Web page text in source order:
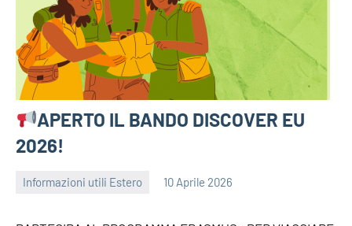
APERTO IL BANDO DISCOVER EU
2026!
Informazioni utili Estero 10 Aprile 2026